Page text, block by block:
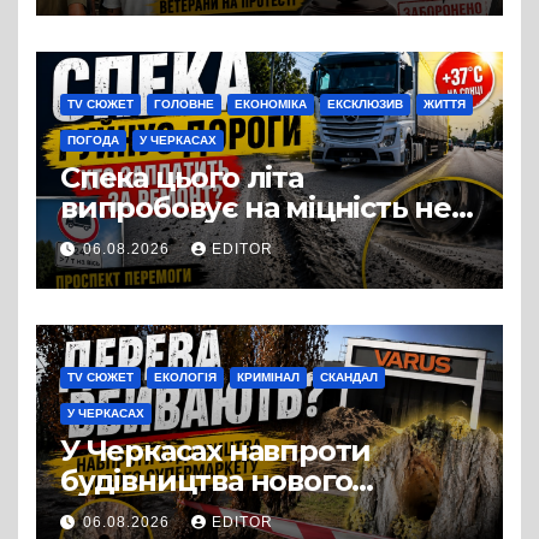
Три», що займається
виробництвом м’яса птиці
TV СЮЖЕТ ГОЛОВНЕ ЕКОНОМІКА ЕКСКЛЮЗИВ ЖИТТЯ
ПОГОДА У ЧЕРКАСАХ
Спека цього літа
випробовує на міцність не
лише людей, а й дороги
Черкас
06.08.2026 EDITOR
TV СЮЖЕТ ЕКОЛОГІЯ КРИМІНАЛ СКАНДАЛ
У ЧЕРКАСАХ
У Черкасах навпроти
будівництва нового
супермаркету VARUS на
06.08.2026 EDITOR